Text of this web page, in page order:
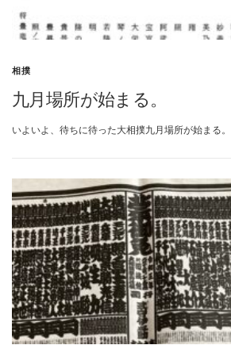
相撲
九月場所が始まる。
いよいよ、待ちに待った大相撲九月場所が始まる